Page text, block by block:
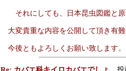
それにしても、日本昆虫図鑑と原
大変貴重な内容を公開して頂き有難
今後ともよろしくお願い致します。